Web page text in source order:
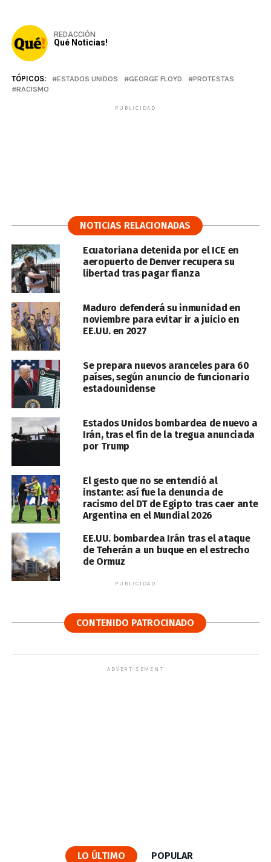
REDACCIÓN
Qué Noticias!
TÓPICOS: ESTADOS UNIDOS GEORGE FLOYD
PROTESTAS
RACISMO
PUBLICIDAD
NOTICIAS RELACIONADAS
Ecuatoriana detenida por el ICE en
aeropuerto de Denver recupera su
libertad tras pagar fianza
Maduro defenderá su inmunidad en
noviembre para evitar ir a juicio en
EE.UU. en 2027
Se prepara nuevos aranceles para 60
países, según anuncio de funcionario
estadounidense
Estados Unidos bombardea de nuevo a
Irán, tras el fin de la tregua anunciada
por Trump
El gesto que no se entendió al
instante: así fue la denuncia de
racismo del DT de Egipto tras caer ante
Argentina en el Mundial 2026
EE.UU. bombardea Irán tras el ataque
de Teherán a un buque en el estrecho
de Ormuz
PUBLICIDAD
CONTENIDO PATROCINADO
ADVERTISEMENT
LO ÚLTIMO POPULAR